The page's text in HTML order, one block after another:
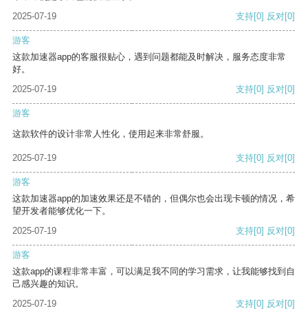
2025-07-19
支持[0] 反对[0]
游客
这款加速器app的客服很贴心，遇到问题都能及时解决，服务态度非常
好。
2025-07-19
支持[0] 反对[0]
游客
这款软件的设计非常人性化，使用起来非常舒服。
2025-07-19 支持[0] 反对[0]
游客
这款加速器app的加速效果还是不错的，但偶尔也会出现卡顿的情况，希
望开发者能够优化一下。
2025-07-19
支持[0] 反对[0]
游客
这款app的课程非常丰富，可以满足我不同的学习需求，让我能够找到自
己感兴趣的知识。
2025-07-19
支持[0] 反对[0]